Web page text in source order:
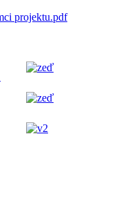
projektu.pdf